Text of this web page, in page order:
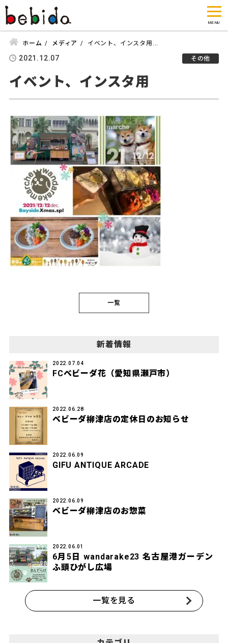
ホーム メディア イベント、インスタ用...
2021.12.07 その他
イベント、インスタ用
一覧
新着情報
2022.07.04
FCベビーダ花（愛知県瀬戸市）
2022.06.28
ベビーダ柳津店の定休日のお知らせ
2022.06.09
GIFU ANTIQUE ARCADE
2022.06.09
ベビーダ柳津店のお惣菜
2022.06.01
6月5日 wandarake23 名古屋港ガーデン
ふ頭ひがし広場
一覧を見る